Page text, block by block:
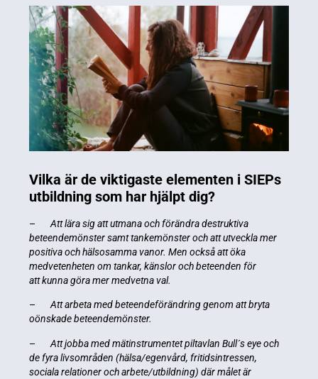
Vilka är de viktigaste elementen i SIEPs
utbildning som har hjälpt dig?
–Att lära sig att utmana och förändra destruktiva
beteendemönster samt tankemönster och att utveckla mer
positiva och hälsosamma vanor. Men också att öka
medvetenheten om tankar, känslor och beteenden för
att kunna göra mer medvetna val.
–Att arbeta med beteendeförändring genom att bryta
oönskade beteendemönster.
–Att jobba med mätinstrumentet piltavlan Bull´s eye och
de fyra livsområden (hälsa/egenvård, fritidsintressen,
sociala relationer och arbete/utbildning) där målet är